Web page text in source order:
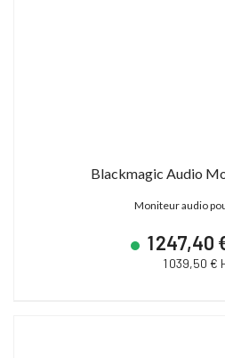
Blackmagic Audio
Moniteur audio
1 247,40
1 039,50 €